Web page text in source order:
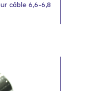
câble 6,6-6,8